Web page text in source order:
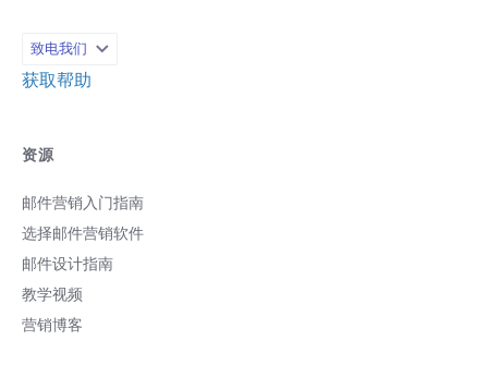
致电我们
获取帮助
资源
邮件营销入门指南
选择邮件营销软件
邮件设计指南
教学视频
营销博客